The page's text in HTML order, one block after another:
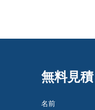
名前
無料見